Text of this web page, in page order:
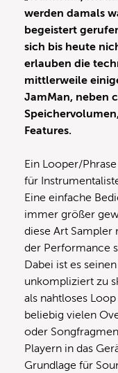
werden damals
begeistert
sich bis heute
erlauben die
mittlerweile
JamMan, neben
Features.
Ein Looper/
für
Eine einfache
immer größer
diese Art
der Performance
Dabei ist es
unkompliziert zu
als nahtloses
beliebig vielen
oder
Playern in das
Grundlage für